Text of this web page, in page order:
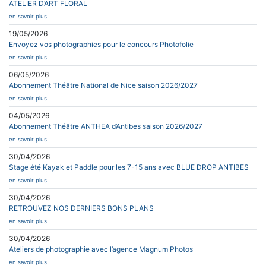
ATELIER D’ART FLORAL
en savoir plus
19/05/2026
Envoyez vos photographies pour le concours Photofolie
en savoir plus
06/05/2026
Abonnement Théâtre National de Nice saison 2026/2027
en savoir plus
04/05/2026
Abonnement Théâtre ANTHEA d’Antibes saison 2026/2027
en savoir plus
30/04/2026
Stage été Kayak et Paddle pour les 7-15 ans avec BLUE DROP ANTIBES
en savoir plus
30/04/2026
RETROUVEZ NOS DERNIERS BONS PLANS
en savoir plus
30/04/2026
Ateliers de photographie avec l’agence Magnum Photos
en savoir plus